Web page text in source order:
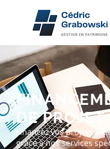
DE PROJET
Financez vos projets
grâce à nos services